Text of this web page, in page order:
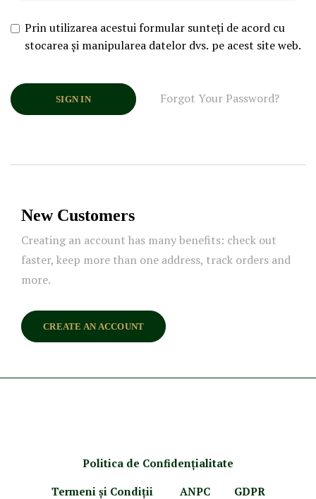
Prin utilizarea acestui formular sunteți de acord cu
stocarea și manipularea datelor dvs. pe acest site web.
SIGN IN Forgot Your Password?
New Customers
Creating an account has many benefits: check out
faster, keep more than one address, track orders and
more.
CREATE AN ACCOUNT
Politica de Confidenţialitate
Termeni şi Condiţii
ANPC
GDPR